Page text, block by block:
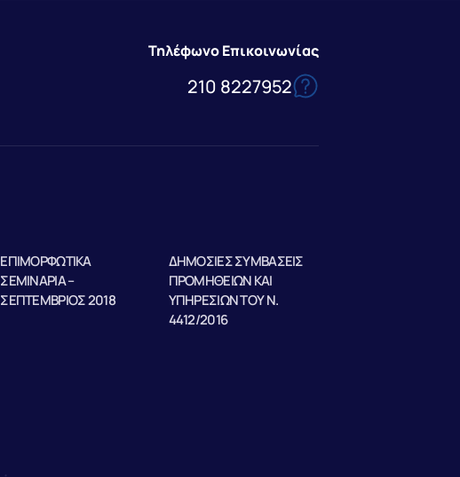
Τηλέφωνο Επικοινωνίας
210 8227952
ΕΠΙΜΟΡΦΩΤΙΚΑ
ΣΕΜΙΝΑΡΙΑ –
ΣΕΠΤΕΜΒΡΙΟΣ 2018
ΔΗΜΟΣΙΕΣ ΣΥΜΒΑΣΕΙΣ
ΠΡΟΜΗΘΕΙΩΝ ΚΑΙ
ΥΠΗΡΕΣΙΩΝ ΤΟΥ Ν.
4412/2016